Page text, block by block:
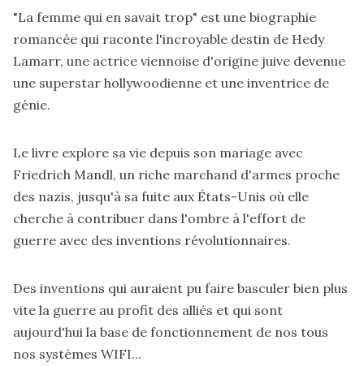
"La femme qui en savait trop" est une biographie
romancée qui raconte l'incroyable destin de Hedy
Lamarr, une actrice viennoise d'origine juive devenue
une superstar hollywoodienne et une inventrice de
génie.
Le livre explore sa vie depuis son mariage avec
Friedrich Mandl, un riche marchand d'armes proche
des nazis, jusqu'à sa fuite aux États-Unis où elle
cherche à contribuer dans l'ombre à l'effort de
guerre avec des inventions révolutionnaires.
Des inventions qui auraient pu faire basculer bien plus
vite la guerre au profit des alliés et qui sont
aujourd'hui la base de fonctionnement de nos tous
nos systèmes WIFI...